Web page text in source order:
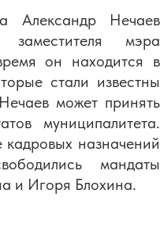
Александр Нечаев
мэра
он находится в
стали известны
может принять
муниципалитета.
кадровых назначений
мандаты
и Игоря Блохина.